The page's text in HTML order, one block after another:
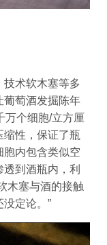
技术软木塞等多
葡萄酒发掘陈年
万个细胞/立方厘
缩性，保证了瓶
胞内包含类似空
到酒瓶内，利
木塞与酒的接触
定论。”